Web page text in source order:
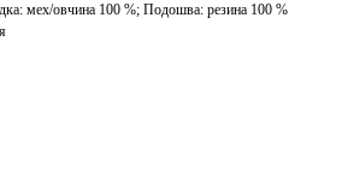
мех/овчина 100 %; Подошва: резина 100 %